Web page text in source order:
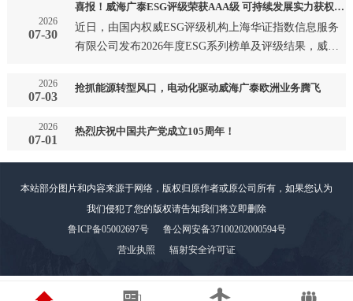
单及评级结果，威海广泰成
功…
2026
07-30
喜报！威海广泰ESG评级荣获AAA级 可持续发展实力获权威认可
近日，由国内权威ESG评级机构上海华证指数信息服务
有限公司发布2026年度ESG系列榜单及评级结果，威海
2026
07-03
抢抓能源转型风口，电动化驱动威海广泰欧洲业务腾飞
2026
07-01
热烈庆祝中国共产党成立105周年！
本站部分图片和内容来源于网络，版权归原作者或原公司所有，如果您认为
我们侵犯了您的版权请告知我们将立即删除
鲁ICP备05002697号
鲁公网安备37100202000594号
营业执照
辐射安全许可证